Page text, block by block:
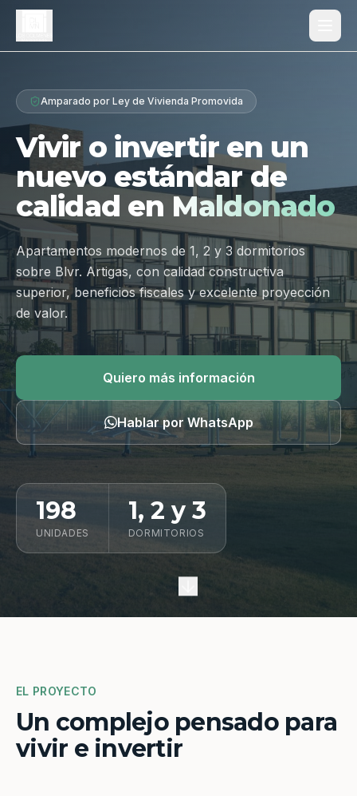
Proyecto
Diferenciales
Tipologías
Galería
Ubicación
Contacto
Hablar por WhatsApp
Amparado por Ley de Vivienda Promovida
Vivir o invertir en un
nuevo estándar de
calidad en Maldonado
Apartamentos modernos de 1, 2 y 3 dormitorios
sobre Blvr. Artigas, con calidad constructiva
superior, beneficios fiscales y excelente proyección
de valor.
Quiero más información
Hablar por WhatsApp
198
UNIDADES
1, 2 y 3
DORMITORIOS
EL PROYECTO
Un complejo pensado para
vivir e invertir